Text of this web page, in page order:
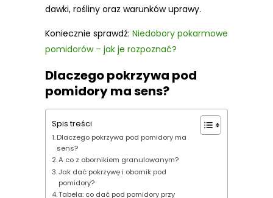
dawki, rośliny oraz warunków uprawy.
Koniecznie sprawdź: Niedobory pokarmowe
pomidorów – jak je rozpoznać?
Dlaczego pokrzywa pod
pomidory ma sens?
Spis treści
Dlaczego pokrzywa pod pomidory ma
sens?
A co z obornikiem granulowanym?
Jak dać pokrzywę i obornik pod
pomidory?
Tabela: co dać pod pomidory przy